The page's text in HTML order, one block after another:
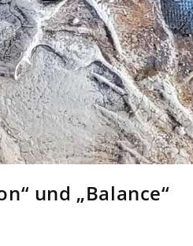
und „Balance“